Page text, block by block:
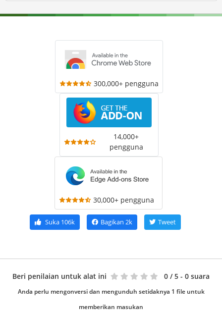
300,000+ pengguna
14,000+
pengguna
30,000+ pengguna
Suka106k Bagikan 2k Tweet
Beri penilaian untuk alat ini 0 / 5 - 0 suara
Anda perlu mengonversi dan mengunduh setidaknya 1 file untuk
memberikan masukan